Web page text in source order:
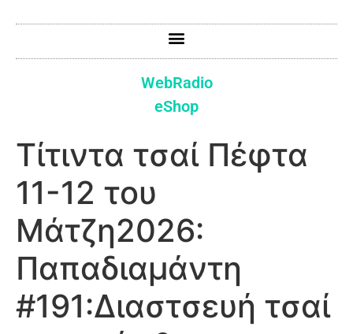
WebRadio
eShop
Τίτιντα τσαί Πέφτα
11-12 του
Μάτζη2026:
Παπαδιαμάντη
#191:Διαστσευή τσαί